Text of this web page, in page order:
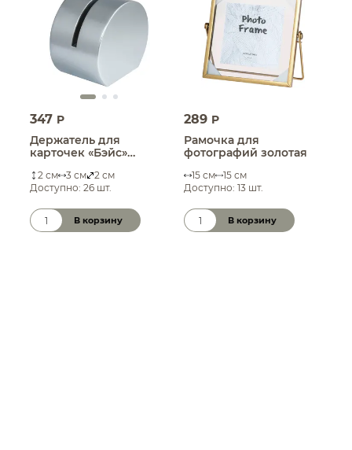
347 P
Держатель для
карточек «Бэйс»
2 см 3 см
2 см
Доступно: 26 шт.
Количество товара
В корзину
289 P
Рамочка для
фотографий золотая
15 см
15 см
Доступно: 13 шт.
Количество товара
В корзину